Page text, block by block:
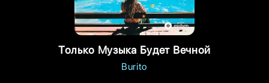
Только Музыка Будет Вечной
Burito